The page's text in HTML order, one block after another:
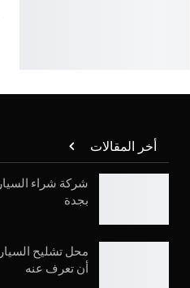
أخر المقالات
شركة شراء
بجدة
محل تشليح
أن تعرف عنه